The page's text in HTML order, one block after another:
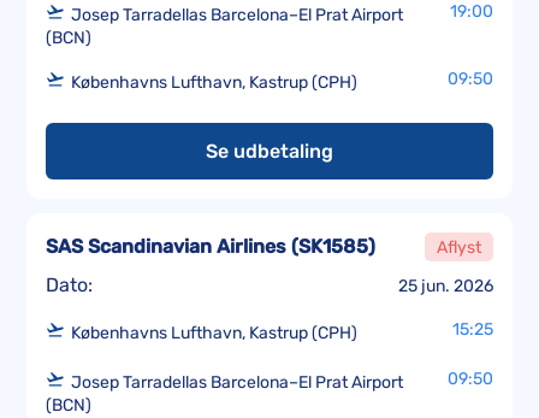
Josep Tarradellas Barcelona–El Prat Airport
(BCN)
19:00
Københavns Lufthavn, Kastrup (CPH) 09:50
Se udbetaling
Dato: 25 jun. 2026
SAS Scandinavian Airlines (SK1585) Aflyst
Københavns Lufthavn, Kastrup (CPH) 15:25
Josep Tarradellas Barcelona–El Prat Airport
(BCN)
09:50